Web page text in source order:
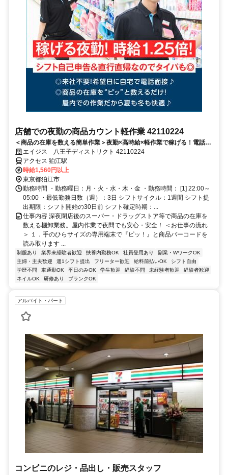
店舗での夜勤の商品カウント軽作業 42110224
＜商品の在庫を数える簡単作業＞夜勤×高時給×軽作業で稼げる！電話面
接で来社＆履歴書不要！
エイジス 八王子ディストリクト 42110224
アクセス 狛江駅
時給1,560円以上
東京都狛江市
勤務時間 ・勤務曜日：月・火・水・木・金 ・勤務時間： [1] 22:00～
05:00 ・最低勤務日数（週）：3日 シフトサイクル：1週間 シフト提
出期限：シフト開始の30日前 シフト確定時期：...
仕事内容 深夜閉店後のスーパー・ドラッグストア等で商品の在庫を
数える棚卸業務。屋内作業で夜間でも安心・安全！ ＜お仕事の流れ
＞ １．手のひらサイズの専用端末で『ピッ！』と商品バーコードを
読み取ります ...
制服あり 業界未経験者歓迎 扶養内勤務OK 社員登用あり
副業・WワークOK
主婦・主夫歓迎
週1シフト提出 フリーター歓迎 給料前払いOK
シフト自由
学歴不問
車通勤OK 平日のみOK 学生歓迎 経験不問 未経験者歓迎
経験者歓迎
ネイルOK
研修あり ブランクOK
アルバイト・パート
コンビニのレジ・品出し・販売スタッフ